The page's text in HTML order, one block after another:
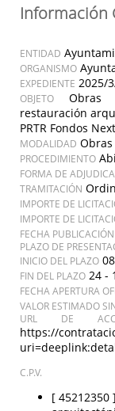
Información
ENTIDAD
ORGANISMO
EXPEDIENTE 2025/
OBJETO
Obras
restauración
PRTR Fondos
MODALIDAD Obras
PROCEDIMIENTO
FORMA DE
TRAMITACIÓN
IMPORTE DE
IMPORTE DE
FECHA PUBLICACIÓN
PLAZO DE
INICIO DEL PLAZO
FIN DEL PLAZO 24 -
FECHA APERTURA
VALOR ESTIMADO
URL DE
https://
C.P.V.
[ 45212350 ]